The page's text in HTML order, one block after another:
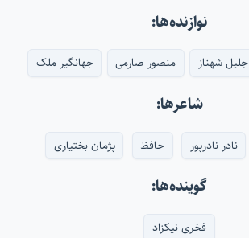
نوازنده‌ها:
جلیل شهناز منصور صارمی جهانگیر ملک
شاعرها:
نادر نادرپور حافظ پژمان بختیاری
گوینده‌ها:
فخری نیکزاد